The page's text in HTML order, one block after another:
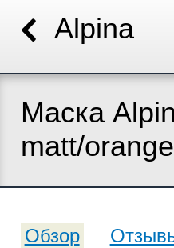
Alpina
Маска
matt/
Обзор